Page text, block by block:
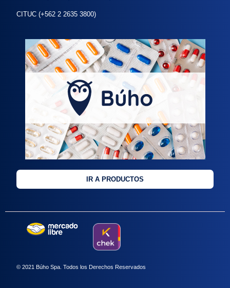
CITUC (+562 2 2635 3800)
IR A PRODUCTOS
© 2021 Búho Spa. Todos los Derechos Reservados